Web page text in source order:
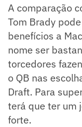
A comparação
Tom Brady
benefícios a
nome ser
torcedores
o QB nas
Draft. Para
terá que ter um
forte.